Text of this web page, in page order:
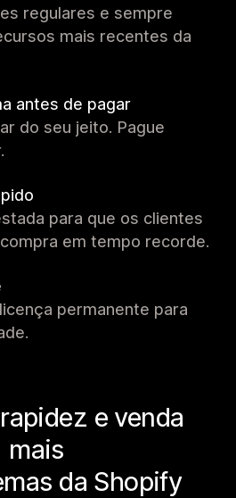
regulares e sempre
mais recentes da
antes de pagar
do seu jeito. Pague
para que os clientes
em tempo recorde.
permanente para
e venda
mais
da Shopify